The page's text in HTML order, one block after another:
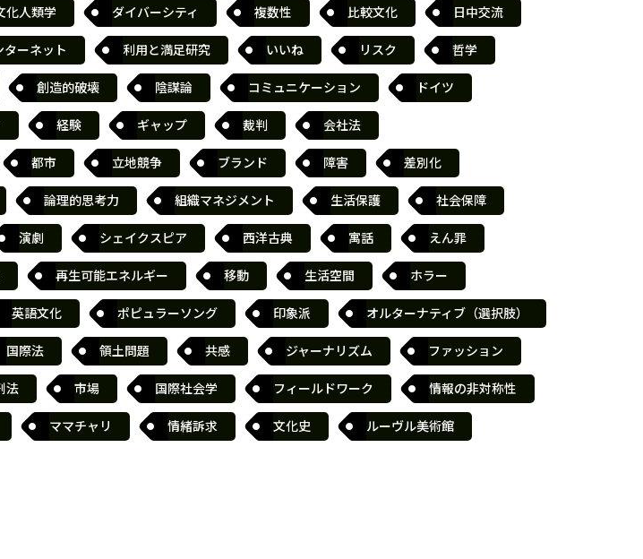
化人類学 ダイバーシティ 複数性 比較文化 日中交流
ターネット 利用と満足研究 いいね リスク 哲学
創造的破壊 陰謀論 コミュニケーション ドイツ
経験 ギャップ 裁判 会社法
都市 立地競争 ブランド 障害 差別化
論理的思考力 組織マネジメント 生活保護 社会保障
演劇 シェイクスピア 西洋古典 寓話 えん罪
再生可能エネルギー 移動 生活空間 ホラー
英語文化 ポピュラーソング 印象派 オルターナティブ（選択肢）
国際法 領土問題 共感 ジャーナリズム ファッション
法 市場 国際社会学 フィールドワーク 情報の非対称性
ママチャリ 情緒訴求 文化史 ルーヴル美術館